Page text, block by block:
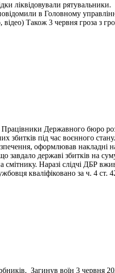
ліквідовували
в Головному
Також 3 червня гроза з
Державного бюро
збитків під час воєнного
оформлював накладні
завдало державі збитків на
Наразі слідчі ДБР
кваліфіковано за ч. 4
Загинув воїн 3 червня